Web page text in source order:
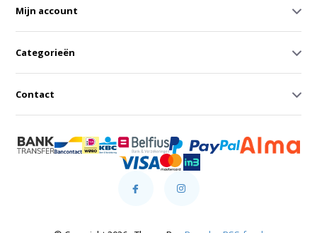
Mijn account
Categorieën
Contact